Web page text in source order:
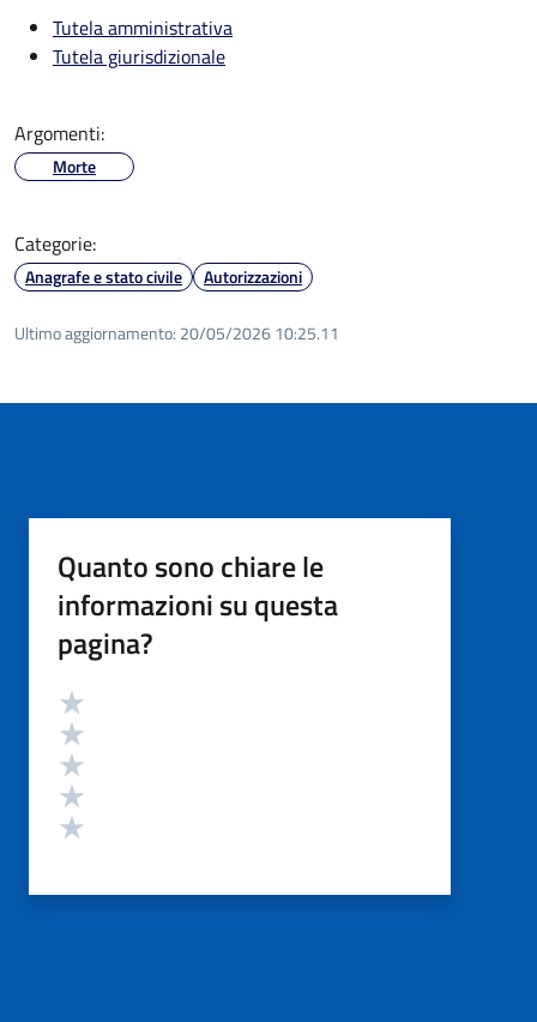
Tutela amministrativa
Tutela giurisdizionale
Argomenti:
Morte
Categorie:
Anagrafe e stato civile Autorizzazioni
Ultimo aggiornamento: 20/05/2026 10:25.11
Quanto sono chiare le
informazioni su questa
pagina?
Valutazione